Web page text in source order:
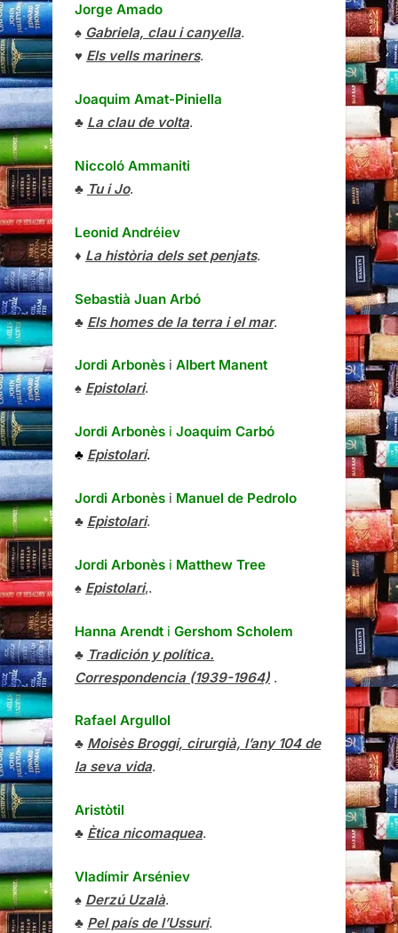
Jorge Amado
♠ Gabriela, clau i canyella.
♥ Els vells mariners.
Joaquim Amat-Piniella
♣ La clau de volta.
Niccoló Ammaniti
♣ Tu i Jo.
Leonid Andréiev
♦ La història dels set penjats.
Sebastià Juan Arbó
♣ Els homes de la terra i el mar.
Jordi Arbonès i Albert Manent
♠ Epistolari.
Jordi Arbonès i Joaquim Carbó
♣ Epistolari.
Jordi Arbonès i Manuel de Pedrolo
♣ Epistolari.
Jordi Arbonès i Matthew Tree
♠ Epistolari,.
Hanna Arendt i Gershom Scholem
♣ Tradición y política.
Correspondencia (1939-1964) .
Rafael Argullol
♣ Moisès Broggi, cirurgià, l’any 104 de
la seva vida.
Aristòtil
♣ Ètica nicomaquea.
Vladímir Arséniev
♠ Derzú Uzalà.
♣ Pel país de l’Ussuri.